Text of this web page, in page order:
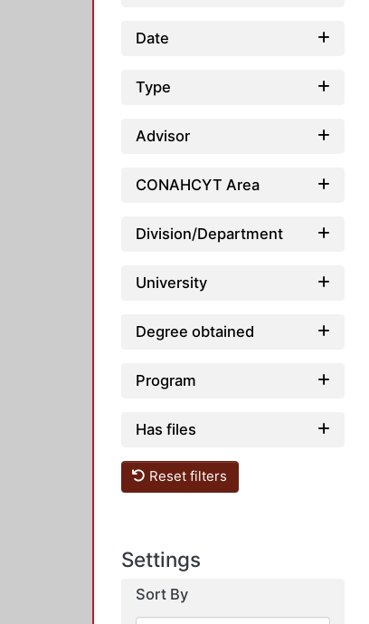
Date
Type
Advisor
CONAHCYT Area
Division/Department
University
Degree obtained
Program
Has files
Reset filters
Settings
Sort By